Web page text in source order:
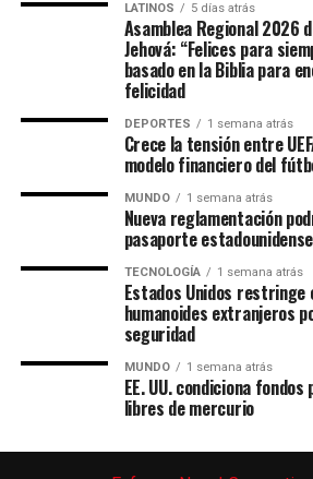
LATINOS 5 días atrás
Asamblea Regional 2026
Jehová: “Felices para
basado en la Biblia para
felicidad
DEPORTES 1 semana atrás
Crece la tensión entre
modelo financiero del
MUNDO 1 semana atrás
Nueva reglamentación
pasaporte
TECNOLOGÍA 1 semana atrás
Estados Unidos restringe
humanoides extranjeros
seguridad
MUNDO 1 semana atrás
EE. UU. condiciona fondos
libres de mercurio